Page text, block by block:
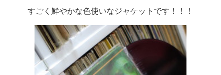
すごく鮮やかな色使いなジャケットです！！！